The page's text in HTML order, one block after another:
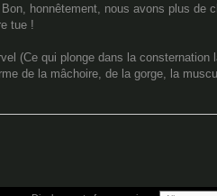
honnêtement, nous avons plus de
tue !
(Ce qui plonge dans la
de la mâchoire, de la gorge, la